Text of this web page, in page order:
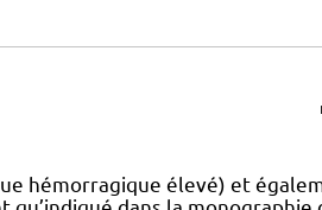
hémorragique élevé) et